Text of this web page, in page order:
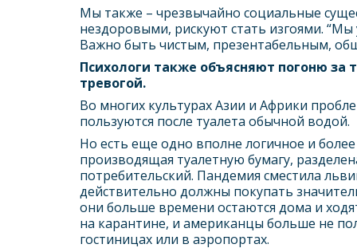
Мы также – чрезвычайно социальные
нездоровыми, рискуют стать изгоями.
Важно быть чистым, презентабельным,
Психологи также объясняют погоню за
тревогой.
Во многих культурах Азии и Африки
пользуются после туалета обычной водой.
Но есть еще одно вполне логичное и
производящая туалетную бумагу,
потребительский. Пандемия сместила
действительно должны покупать
они больше времени остаются дома и
на карантине, и американцы больше не
гостиницах или в аэропортах.